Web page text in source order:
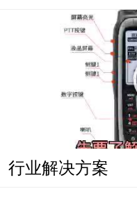
行业解决方案